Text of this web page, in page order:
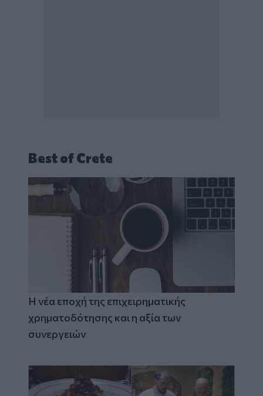
Best of Crete
Η νέα εποχή της επιχειρηματικής
χρηματοδότησης και η αξία των
συνεργειών